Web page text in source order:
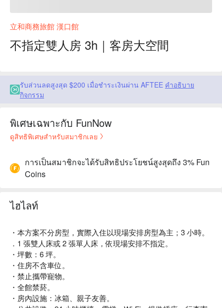
立和商務旅館 漢口館
不指定雙人房 3h｜客房大空間
รับส่วนลดสูงสุด $200 เมื่อชำระเงินผ่าน AFTEE คำอธิบาย
กิจกรรม
พิเศษเฉพาะกับ FunNow
ดูสิทธิพิเศษสำหรับสมาชิกเลย
การเป็นสมาชิกจะได้รับสิทธิประโยชน์สูงสุดถึง 3% Fun
Coins
ไฮไลท์
・本方案不分房型，實際入住以現場安排房型為主；3 小時。
．1 張雙人床或 2 張單人床，依現場安排不指定。
・坪數：6 坪。
・住房不含車位。
・禁止攜帶寵物。
・全館禁菸。
・房內設施：冰箱、親子友善。